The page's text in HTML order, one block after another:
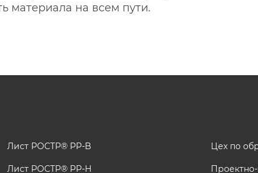
материала на всем пути.
Лист РОСТР® PP-B
Лист РОСТР® PP-H
Цех по